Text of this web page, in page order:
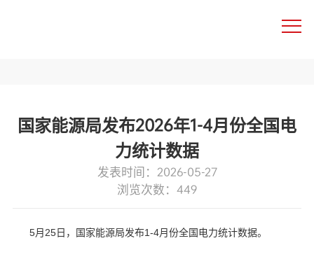
国家能源局发布2026年1-4月份全国电
力统计数据
发表时间：2026-05-27
浏览次数：449
5月25日，国家能源局发布1-4月份全国电力统计数据。